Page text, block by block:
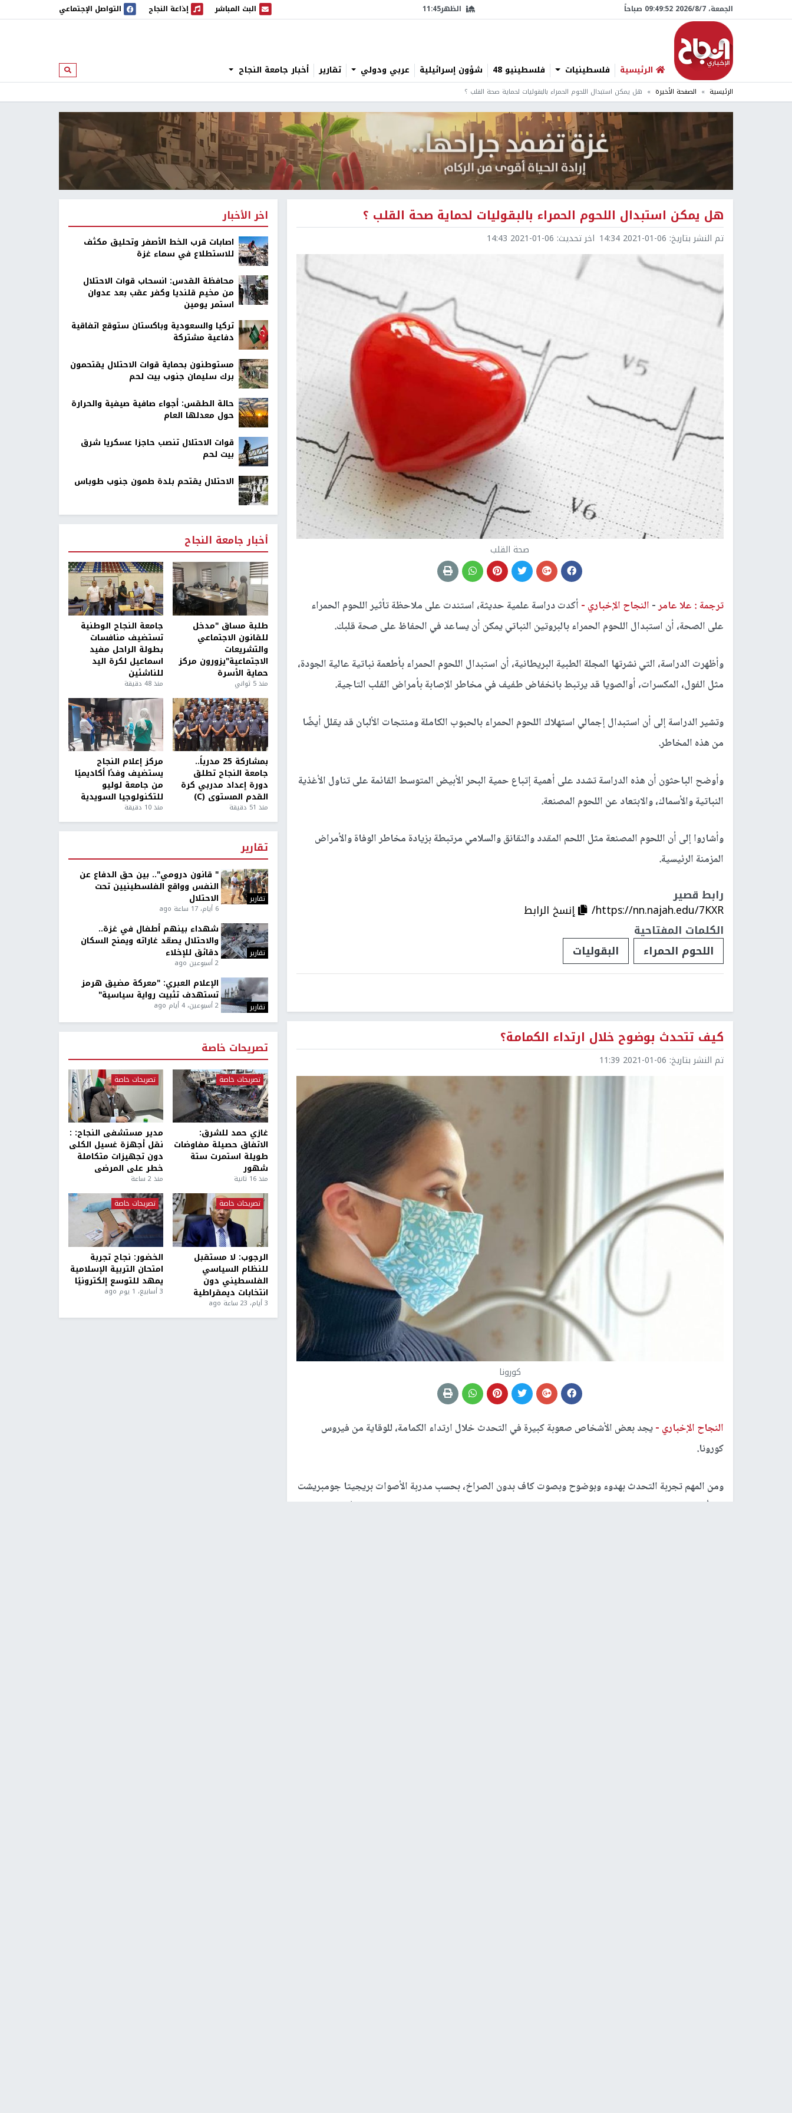
الجمعة، 7/‏8/‏2026 09:49:53 صباحاً الظهر11:45 البث المباشر
البث المباشر إذاعة النجاح
إذاعة النجاح التواصل الإجتماعي
الرئيسية فلسطينيات فلسطينيو 48 شؤون إسرائيلية عربي ودولي تقارير أخبار جامعة النجاح ابحث
الرئيسية الصفحة الأخيرة هل يمكن استبدال اللحوم الحمراء بالبقوليات لحماية صحة القلب ؟
هل يمكن استبدال اللحوم الحمراء بالبقوليات لحماية صحة القلب ؟
تم النشر بتاريخ: 2021-01-06 14:34 اخر تحديث: 2021-01-06 14:43
صحة القلب
ترجمة : علا عامر- النجاح الإخباري - أكدت دراسة علمية حديثة، استندت على ملاحظة تأثير اللحوم الحمراء
على الصحة، أن استبدال اللحوم الحمراء بالبروتين النباتي يمكن أن يساعد في الحفاظ على صحة قلبك.
وأظهرت الدراسة، التي نشرتها المجلة الطبية البريطانية، أن استبدال اللحوم الحمراء بأطعمة نباتية عالية الجودة،
مثل الفول، المكسرات، أوالصويا قد يرتبط بانخفاض طفيف في مخاطر الإصابة بأمراض القلب التاجية.
وتشير الدراسة إلى أن استبدال إجمالي استهلاك اللحوم الحمراء بالحبوب الكاملة ومنتجات الألبان قد يقلل أيضًا
من هذه المخاطر.
وأوضح الباحثون أن هذه الدراسة تشدد على أهمية إتباع حمية البحر الأبيض المتوسط القائمة على تناول الأغذية
النباتية والأسماك، والابتعاد عن اللحوم المصنعة.
وأشاروا إلى أن اللحوم المصنعة مثل اللحم المقدد والنقانق والسلامي مرتبطة بزيادة مخاطر الوفاة والأمراض
المزمنة الرئيسية.
رابط قصير
https://nn.najah.edu/7KXR/
إنسخ الرابط
الكلمات المفتاحية
اللحوم الحمراء
البقوليات
كيف تتحدث بوضوح خلال ارتداء الكمامة؟
تم النشر بتاريخ: 2021-01-06 11:39
كورونا
النجاح الإخباري -يجد بعض الأشخاص صعوبة كبيرة في التحدث خلال ارتداء الكمامة، للوقاية من فيروس
كورونا.
ومن المهم تجربة التحدث بهدوء وبوضوح وبصوت كاف بدون الصراخ، بحسب مدربة الأصوات بريجيتا جومبريشت
من ألمانيا. ولكنها تقول إنه من الصعب بصفة خاصة التحدث بصوت مرتفع فيما هناك كمامة نظرا لأن النسيج
اخر الأخبار
اصابات قرب الخط الأصفر وتحليق مكثف
للاستطلاع في سماء غزة
محافظة القدس: انسحاب قوات الاحتلال
من مخيم قلنديا وكفر عقب بعد عدوان
استمر يومين
تركيا والسعودية وباكستان ستوقع اتفاقية
دفاعية مشتركة
مستوطنون بحماية قوات الاحتلال يقتحمون
برك سليمان جنوب بيت لحم
حالة الطقس: أجواء صافية صيفية والحرارة
حول معدلها العام
قوات الاحتلال تنصب حاجزا عسكريا شرق
بيت لحم
الاحتلال يقتحم بلدة طمون جنوب طوباس
أخبار جامعة النجاح
طلبة مساق "مدخل
للقانون الاجتماعي
والتشريعات
الاجتماعية"يزورون مركز
حماية الأسرة
منذ 5 ثواني
جامعة النجاح الوطنية
تستضيف منافسات
بطولة الراحل مفيد
اسماعيل لكرة اليد
للناشئين
منذ 48 دقيقة
بمشاركة 25 مدرباً..
جامعة النجاح تطلق
دورة إعداد مدربي كرة
القدم المستوى (C)
منذ 51 دقيقة
مركز إعلام النجاح
يستضيف وفدًا أكاديميًا
من جامعة لوليو
للتكنولوجيا السويدية
منذ 10 دقيقة
تقارير
تقارير
" قانون درومي".. بين حق الدفاع عن
النفس وواقع الفلسطينيين تحت
الاحتلال
6 أيام، 17 ساعة ago
تقارير
شهداء بينهم أطفال في غزة..
والاحتلال يصعّد غاراته ويمنح السكان
دقائق للإخلاء
2 أسبوعين ago
تقارير
الإعلام العبري: "معركة مضيق هرمز
تستهدف تثبيت رواية سياسية"
2 أسبوعين، 4 أيام ago
تصريحات خاصة
تصريحات خاصة
غازي حمد للشرق:
الاتفاق حصيلة مفاوضات
طويلة استمرت ستة
شهور
منذ 16 ثانية
تصريحات خاصة
مدير مستشفى النجاح: :
نقل أجهزة غسيل الكلى
دون تجهيزات متكاملة
خطر على المرضى
منذ 2 ساعة
تصريحات خاصة
الرجوب: لا مستقبل
للنظام السياسي
الفلسطيني دون
انتخابات ديمقراطية
3 أيام، 23 ساعة ago
تصريحات خاصة
الخضور: نجاح تجربة
امتحان التربية الإسلامية
يمهد للتوسع إلكترونيًا
3 أسابيع، 1 يوم ago